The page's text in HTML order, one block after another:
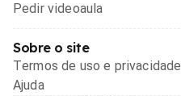
Pedir videoaula
Sobre o site
Termos de uso e privacidade
Ajuda